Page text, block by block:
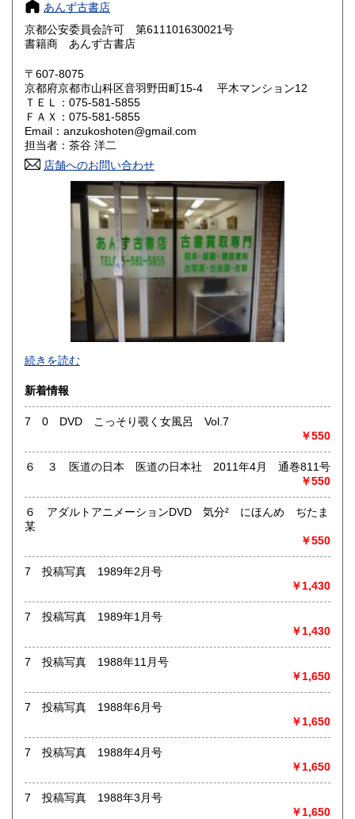
滋賀県
大阪府
奈良県 185円 和歌山県 185円
鳥取県 185円
岡山県
185円 徳島県
185円 愛媛県
185円 福岡県
185円 長崎県
大分県
宮崎県
沖縄県
あんず古書店
京都公安委員会許可 第611101630021号
書籍商 あんず古書店
〒607-8075
京都府京都市山科区音羽野田町15‐4 平木マンション12
ＴＥＬ：075-581-5855
ＦＡＸ：075-581-5855
Email：anzukoshoten@gmail.com
担当者：茶谷 洋二
店舗へのお問い合わせ
薬剤師・鍼灸師・柔道整復師ですので、仕事や研究に役立つ
書籍を同業の皆様に提供して行きたいと考えています。ま
発掘したいと思います。
「こんな本ありませんか？」と気軽に問合せて下さい。
最寄駅：東野
営業時間：9:00～13:00
書籍の買取について
東洋医学(和本を含む)・手技療法が専門分野ですので、高価
裂も買取強化をしていますので、お気軽にご連絡下さい。
取り扱い分野
-
東洋医学（和本を含む）、手技療法 古典籍 版画 美術
続きを読む
新着情報
7 0 DVD こっそり覗く女風呂 Vol.7
￥550
６ ３ 医道の日本 医道の日本社 2011年4月 通巻811号
￥550
６ アダルトアニメーションDVD 気分² にほんめ ぢたま
某
￥550
7 投稿写真 1989年2月号
￥1,430
7 投稿写真 1989年1月号
￥1,430
7 投稿写真 1988年11月号
￥1,650
7 投稿写真 1988年6月号
￥1,650
7 投稿写真 1988年4月号
￥1,650
7 投稿写真 1988年3月号
￥1,650